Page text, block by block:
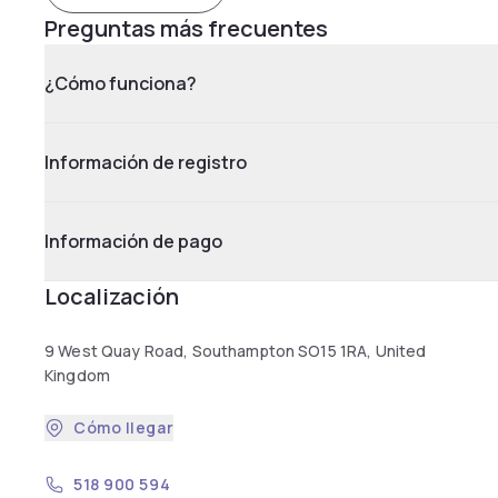
Preguntas más frecuentes
¿Cómo funciona?
Información de registro
Información de pago
Localización
9 West Quay Road, Southampton SO15 1RA, United
Kingdom
Cómo llegar
518 900 594